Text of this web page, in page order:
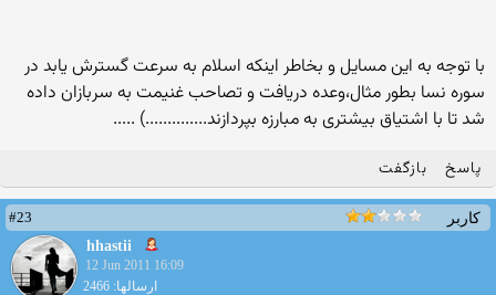
با توجه به این مسایل و بخاطر اینکه اسلام به سرعت گسترش یابد در
سوره نسا بطور مثال،وعده دریافت و تصاحب غنیمت به سربازان داده
شد تا با اشتیاق بیشتری به مبارزه بپردازند..............) .....
پاسخ بازگفت
کاربر
#23
hhastii
12 Jun 2011 16:09
ارسالها: 2466